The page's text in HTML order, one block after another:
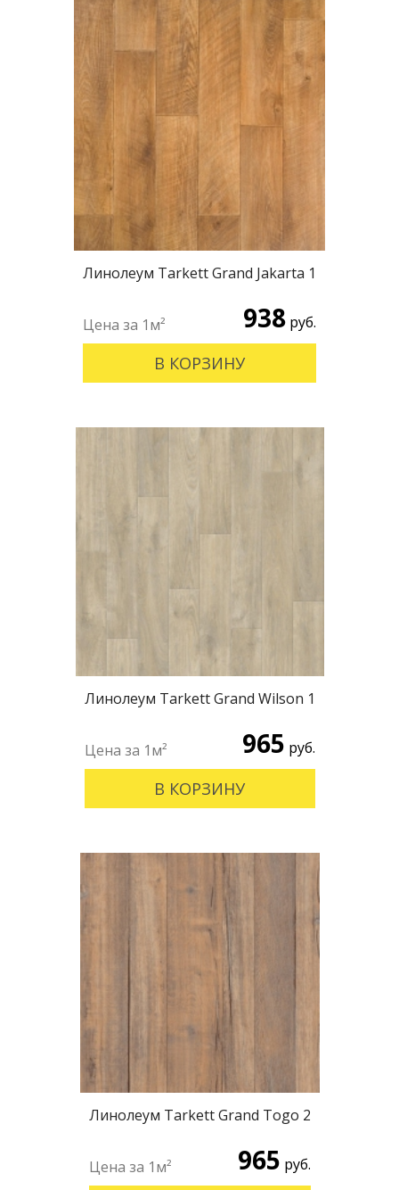
Линолеум Tarkett Grand Jakarta 1
938 руб.
В КОРЗИНУ
Линолеум Tarkett Grand Wilson 1
965 руб.
В КОРЗИНУ
Линолеум Tarkett Grand Togo 2
965 руб.